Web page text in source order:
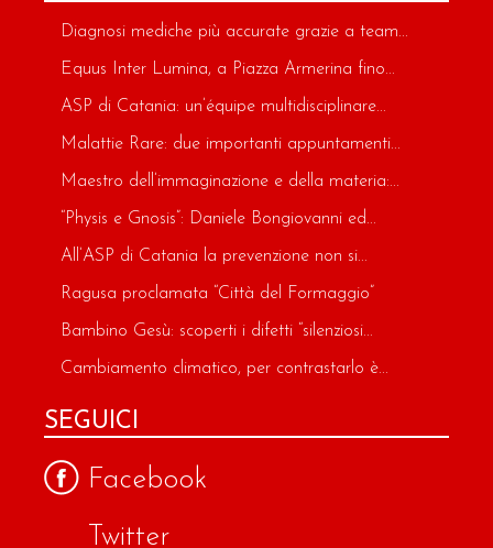
Diagnosi mediche più accurate grazie a team...
Equus Inter Lumina, a Piazza Armerina fino...
ASP di Catania: un’équipe multidisciplinare...
Malattie Rare: due importanti appuntamenti...
Maestro dell’immaginazione e della materia:...
“Physis e Gnosis”: Daniele Bongiovanni ed...
All’ASP di Catania la prevenzione non si...
Ragusa proclamata “Città del Formaggio”
Bambino Gesù: scoperti i difetti “silenziosi...
Cambiamento climatico, per contrastarlo è...
SEGUICI
Facebook
Twitter